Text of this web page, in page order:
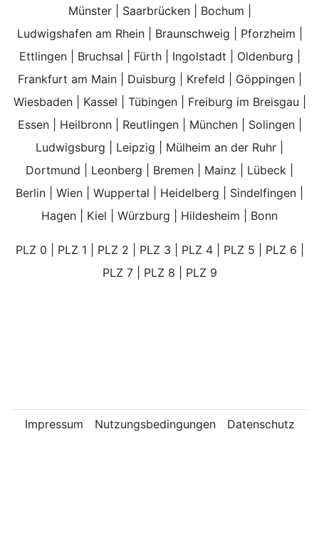
Münster| Saarbrücken| Bochum
Ludwigshafen am Rhein| Braunschweig Pforzheim
Ettlingen| Bruchsal Fürth| Ingolstadt Oldenburg
Frankfurt am Main| Duisburg Krefeld Göppingen|
Wiesbaden| Kassel Tübingen| Freiburg im Breisgau
Essen| Heilbronn| Reutlingen| München| Solingen|
Ludwigsburg
Leipzig Mülheim an der Ruhr
Dortmund
Leonberg Bremen Mainz Lübeck
Berlin
Wien Wuppertal Heidelberg Sindelfingen
Hagen
Kiel Würzburg Hildesheim Bonn
PLZ 0 PLZ 1 PLZ 2 PLZ 3 PLZ 4| PLZ 5 PLZ 6
PLZ 7| PLZ 8 PLZ 9
Impressum Nutzungsbedingungen Datenschutz